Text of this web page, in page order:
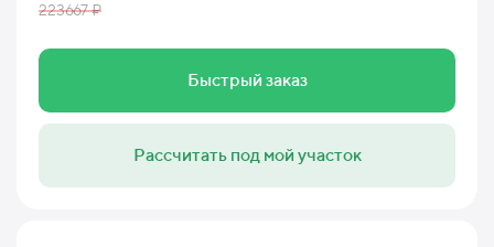
223667 ₽
Быстрый заказ
Рассчитать под мой участок